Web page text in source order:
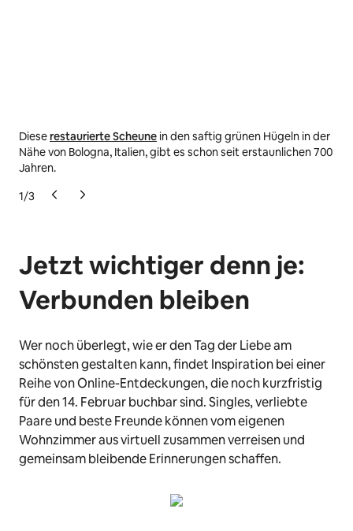
Dieserestaurierte Scheune in den saftig grünen Hügeln in der
Nähe von Bologna, Italien, gibt es schon seit erstaunlichen 700
Jahren.
1/3
Jetzt wichtiger denn je:
Verbunden bleiben
Wer noch überlegt, wie er den Tag der Liebe am
schönsten gestalten kann, findet Inspiration bei einer
Reihe von Online-Entdeckungen, die noch kurzfristig
für den 14. Februar buchbar sind. Singles, verliebte
Paare und beste Freunde können vom eigenen
Wohnzimmer aus virtuell zusammen verreisen und
gemeinsam bleibende Erinnerungen schaffen.